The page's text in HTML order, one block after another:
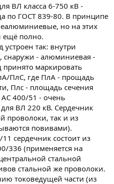
ВЛ класса 6-750 кВ -
по ГОСТ 839-80. В принципе
но на этих
ещё полно.
так: внутри
снаружи - алюминиевая -
принято маркировать
ПлС, где ПлА - прощадь
Плс - площадь сечения
400/51 - очень
ВЛ 220 кВ. Сердечник
проволоки, так и из
повивами).
сердечник состоит из
336 (применяется на
стальной
стальной же проволоки.
токоведущей части (из